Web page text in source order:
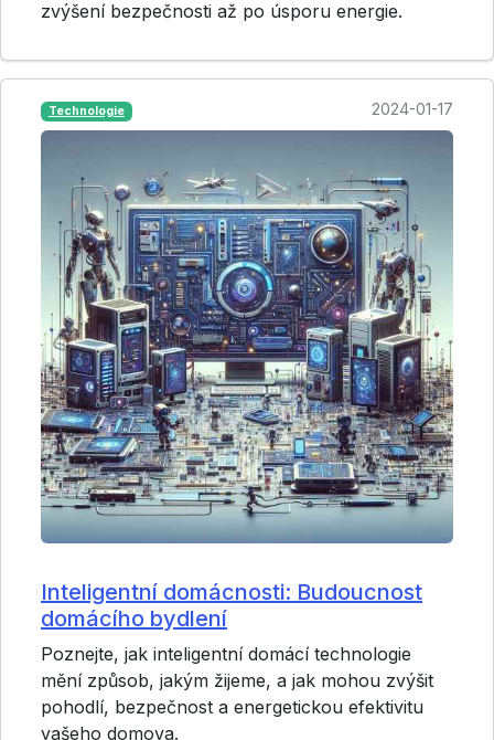
zvýšení bezpečnosti až po úsporu energie.
Technologie 2024-01-17
Inteligentní domácnosti: Budoucnost
domácího bydlení
Poznejte, jak inteligentní domácí technologie
mění způsob, jakým žijeme, a jak mohou zvýšit
pohodlí, bezpečnost a energetickou efektivitu
vašeho domova.